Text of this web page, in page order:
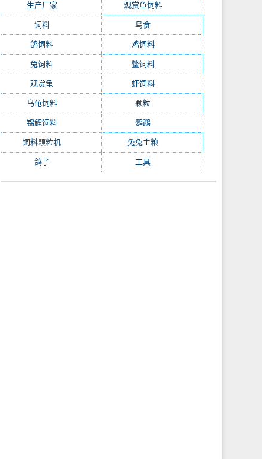
生产厂家 观赏鱼饲料(358)
饲料(281) 鸟食
鸽饲料 鸡饲料(158)
兔饲料 鳖饲料(153)
观赏龟 虾饲料(146)
乌龟饲料(143) 颗粒
锦鲤饲料(132) 鹦鹉
饲料颗粒机 兔兔主粮
鸽子(108) 工具